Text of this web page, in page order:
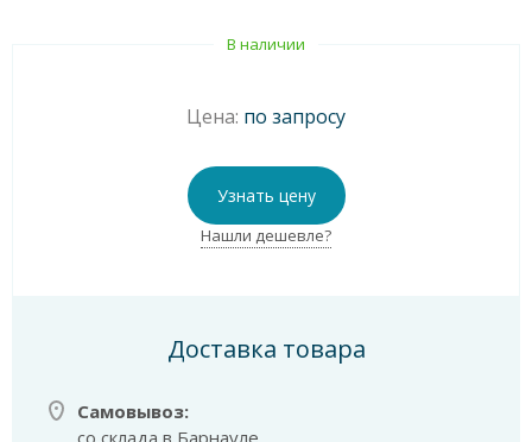
В наличии
Цена: по запросу
Узнать цену
Нашли дешевле?
Доставка товара
Самовывоз:
со склада в Барнауле